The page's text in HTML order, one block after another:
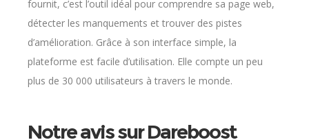
fournit, c’est l’outil idéal pour comprendre sa page web,
détecter les manquements et trouver des pistes
d’amélioration. Grâce à son interface simple, la
plateforme est facile d’utilisation. Elle compte un peu
plus de 30 000 utilisateurs à travers le monde.
Notre avis sur Dareboost